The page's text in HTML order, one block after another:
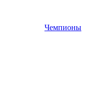
Чемпионы